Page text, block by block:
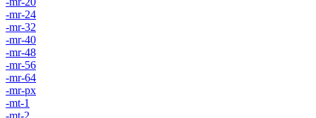
-mr-24
-mr-32
-mr-40
-mr-48
-mr-56
-mr-64
-mr-px
-mt-1
-mt-2